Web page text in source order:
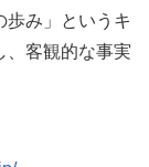
歩み」というキ
、客観的な事実